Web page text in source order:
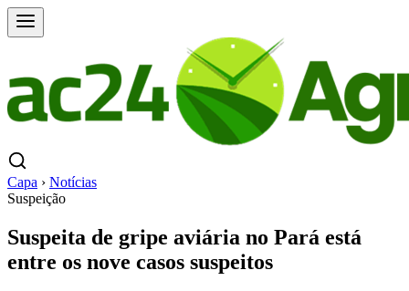
Capa › Notícias
Suspeição
Suspeita de gripe aviária no Pará está
entre os nove casos suspeitos